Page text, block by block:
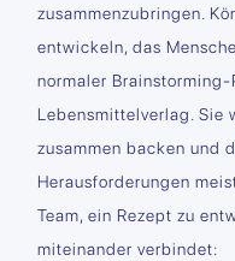
zusammenzubringen.
entwickeln, das
normaler Brainstorming-
Lebensmittelverlag. Sie
zusammen backen und
Herausforderungen
Team, ein Rezept zu
miteinander verbindet: